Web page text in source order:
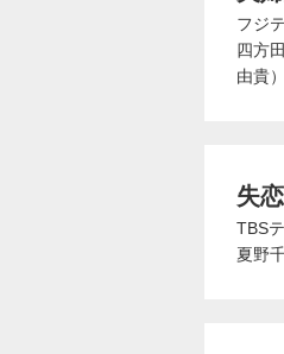
フジ
四方
由貴）
失
TBS
夏野